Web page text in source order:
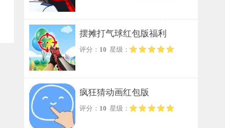
摆摊打气球红包版福利
评分： 10 星级：
疯狂猜动画红包版
评分： 10 星级：